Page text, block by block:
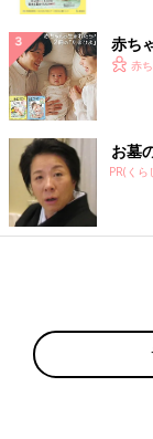
折れてないので安
誰も心配して無い
そもそもスネから
本人の体長より短
それでも楽しめる
[オムツ王]
赤ち
赤
お墓
PR(くら